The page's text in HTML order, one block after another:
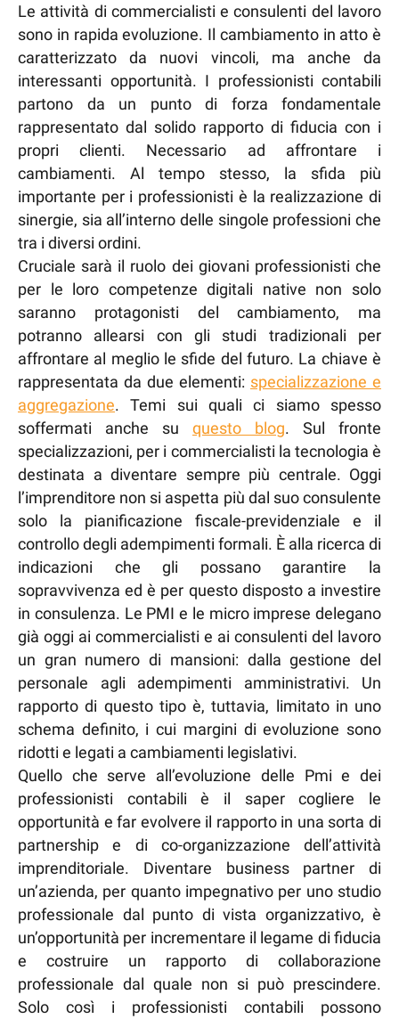
Le attività di commercialisti e consulenti del lavoro
sono in rapida evoluzione. Il cambiamento in atto è
caratterizzato da nuovi vincoli, ma anche da
interessanti opportunità. I professionisti contabili
partono da un punto di forza fondamentale
rappresentato dal solido rapporto di fiducia con i
propri clienti. Necessario ad affrontare i
cambiamenti. Al tempo stesso, la sfida più
importante per i professionisti è la realizzazione di
sinergie, sia all’interno delle singole professioni che
tra i diversi ordini.
Cruciale sarà il ruolo dei giovani professionisti che
per le loro competenze digitali native non solo
saranno protagonisti del cambiamento, ma
potranno allearsi con gli studi tradizionali per
affrontare al meglio le sfide del futuro. La chiave è
rappresentata da due elementi: specializzazione e
aggregazione. Temi sui quali ci siamo spesso
soffermati anche su questo blog. Sul fronte
specializzazioni, per i commercialisti la tecnologia è
destinata a diventare sempre più centrale. Oggi
l’imprenditore non si aspetta più dal suo consulente
solo la pianificazione fiscale-previdenziale e il
controllo degli adempimenti formali. È alla ricerca di
indicazioni che gli possano garantire la
sopravvivenza ed è per questo disposto a investire
in consulenza. Le PMI e le micro imprese delegano
già oggi ai commercialisti e ai consulenti del lavoro
un gran numero di mansioni: dalla gestione del
personale agli adempimenti amministrativi. Un
rapporto di questo tipo è, tuttavia, limitato in uno
schema definito, i cui margini di evoluzione sono
ridotti e legati a cambiamenti legislativi.
Quello che serve all’evoluzione delle Pmi e dei
professionisti contabili è il saper cogliere le
opportunità e far evolvere il rapporto in una sorta di
partnership e di co-organizzazione dell’attività
imprenditoriale. Diventare business partner di
un’azienda, per quanto impegnativo per uno studio
professionale dal punto di vista organizzativo, è
un’opportunità per incrementare il legame di fiducia
e costruire un rapporto di collaborazione
professionale dal quale non si può prescindere.
Solo così i professionisti contabili possono